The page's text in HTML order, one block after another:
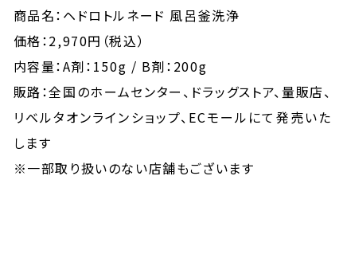
商品名：ヘドロトルネード 風呂釜洗浄
価格：2,970円（税込）
内容量：A剤：150g / B剤：200g
販路：全国のホームセンター、ドラッグストア、量販店、
リベルタオンラインショップ、ECモールにて発売いた
します
※一部取り扱いのない店舗もございます